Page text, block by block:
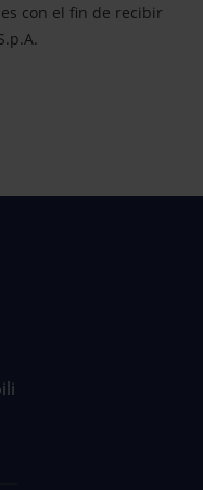
con el fin de recibir